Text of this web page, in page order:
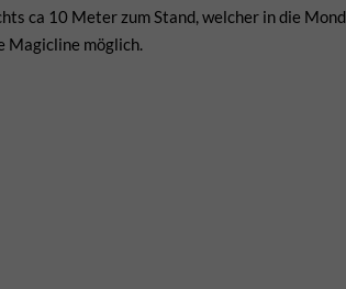
ca 10 Meter zum Stand, welcher in die
Magicline möglich.